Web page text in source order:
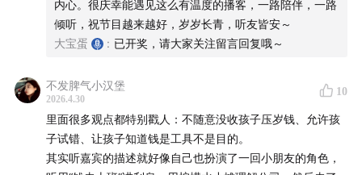
为庆祝《义乌听见》播客破3.7万粉，将会在本期节目评论
区抽10位幸运听众，送出义乌双林寺开光挂件一份。欢迎
积极互动👏
本期嘉宾
鹏鹏老师：一秒钟的改变 财商教育品牌合伙人。上海包玉
内心。很庆幸能遇见这么有温度的播客，一路陪伴，一路
倾听，祝节目越来越好，岁岁长青，听友皆安～
大宝蛋
: 已开奖，请大家关注留言回复哦～
不发脾气小汉堡
2026.4.30
10
里面很多观点都特别戳人：不随意没收孩子压岁钱、允许孩
子试错、让孩子知道钱是工具不是目的。
其实听嘉宾的描述就好像自己也扮演了一回小朋友的角色，